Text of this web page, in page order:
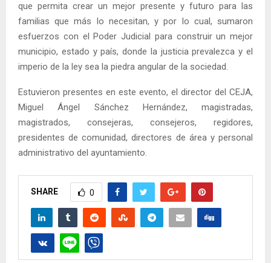
que permita crear un mejor presente y futuro para las
familias que más lo necesitan, y por lo cual, sumaron
esfuerzos con el Poder Judicial para construir un mejor
municipio, estado y país, donde la justicia prevalezca y el
imperio de la ley sea la piedra angular de la sociedad.
Estuvieron presentes en este evento, el director del CEJA,
Miguel Ángel Sánchez Hernández, magistradas,
magistrados, consejeras, consejeros, regidores,
presidentes de comunidad, directores de área y personal
administrativo del ayuntamiento.
SHARE 0